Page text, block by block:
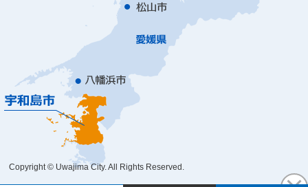
Copyright © Uwajima City. All Rights Reserved.